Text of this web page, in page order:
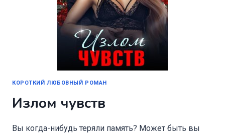
КОРОТКИЙ ЛЮБОВНЫЙ РОМАН
Излом чувств
Вы когда-нибудь теряли память? Может быть вы